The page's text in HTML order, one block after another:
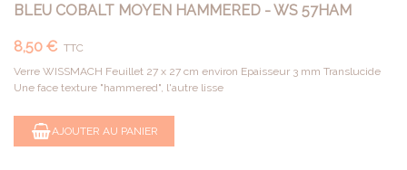
BLEU COBALT MOYEN HAMMERED - WS 57HAM
8,50 € TTC
Verre WISSMACH Feuillet 27 x 27 cm environ Epaisseur 3 mm Translucide
Une face texture "hammered", l'autre lisse
AJOUTER AU PANIER